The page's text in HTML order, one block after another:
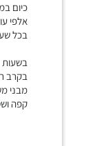
אלפי
בכל
בשעות
בקרב
מבני
קפה